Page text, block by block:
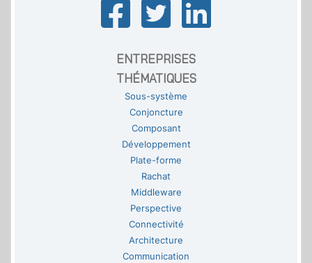
ENTREPRISES
THÉMATIQUES
Sous-système
Conjoncture
Composant
Développement
Plate-forme
Rachat
Middleware
Perspective
Connectivité
Architecture
Communication